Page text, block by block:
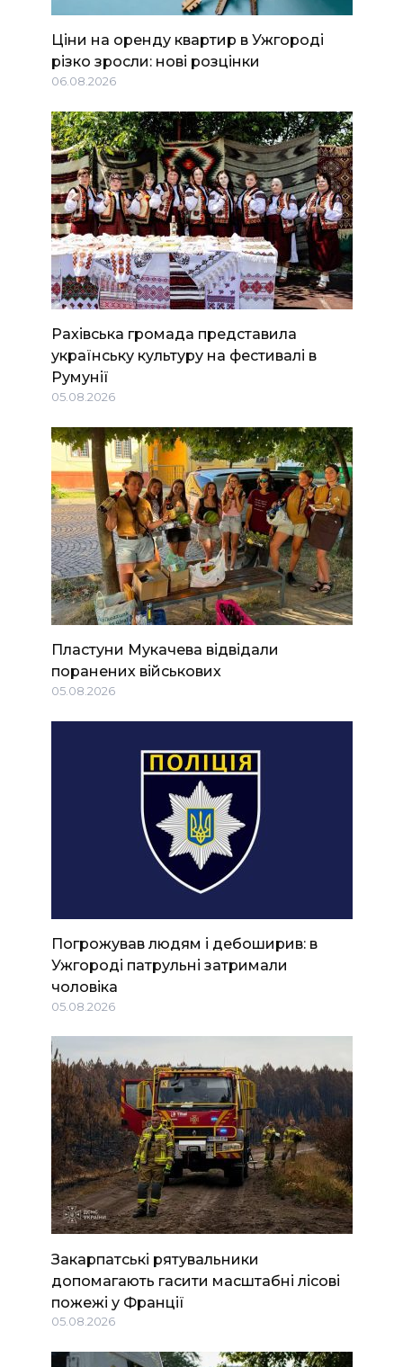
Ціни на оренду квартир в Ужгороді
різко зросли: нові розцінки
06.08.2026
Рахівська громада представила
українську культуру на фестивалі в
Румунії
05.08.2026
Пластуни Мукачева відвідали
поранених військових
05.08.2026
Погрожував людям і дебоширив: в
Ужгороді патрульні затримали
чоловіка
05.08.2026
Закарпатські рятувальники
допомагають гасити масштабні лісові
пожежі у Франції
05.08.2026